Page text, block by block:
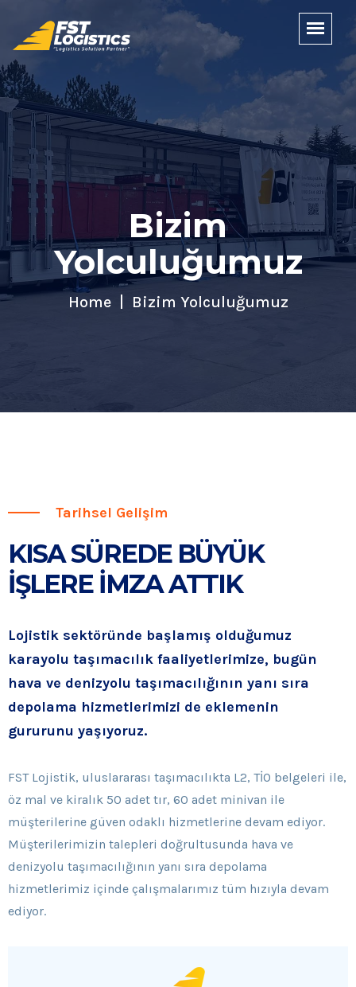
Bizim
Yolculuğumuz
Home Bizim Yolculuğumuz
Tarihsel Gelişim
KISA SÜREDE BÜYÜK
İŞLERE İMZA ATTIK
Lojistik sektöründe başlamış olduğumuz
karayolu taşımacılık faaliyetlerimize, bugün
hava ve denizyolu taşımacılığının yanı sıra
depolama hizmetlerimizi de eklemenin
gururunu yaşıyoruz.
FST Lojistik, uluslararası taşımacılıkta L2, TİO belgeleri ile,
öz mal ve kiralık 50 adet tır, 60 adet minivan ile
müşterilerine güven odaklı hizmetlerine devam ediyor.
Müşterilerimizin talepleri doğrultusunda hava ve
denizyolu taşımacılığının yanı sıra depolama
hizmetlerimiz içinde çalışmalarımız tüm hızıyla devam
ediyor.